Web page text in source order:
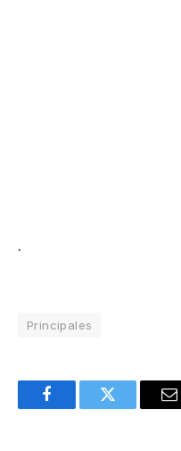
.
Principales
FacebookTwitter